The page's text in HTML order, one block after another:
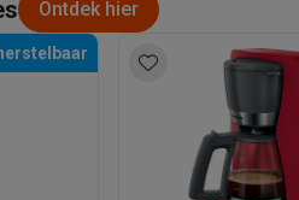
Ontdek hier